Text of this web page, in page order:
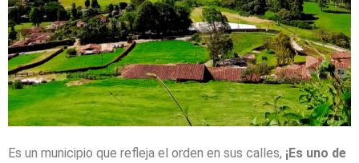
Es un municipio que refleja el orden en sus calles, ¡Es uno de